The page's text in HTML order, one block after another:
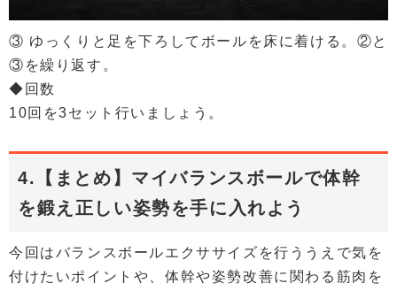
③ ゆっくりと足を下ろしてボールを床に着ける。②と
③を繰り返す。
◆回数
10回を3セット行いましょう。
4.【まとめ】マイバランスボールで体幹
を鍛え正しい姿勢を手に入れよう
今回はバランスボールエクササイズを行ううえで気を
付けたいポイントや、体幹や姿勢改善に関わる筋肉を